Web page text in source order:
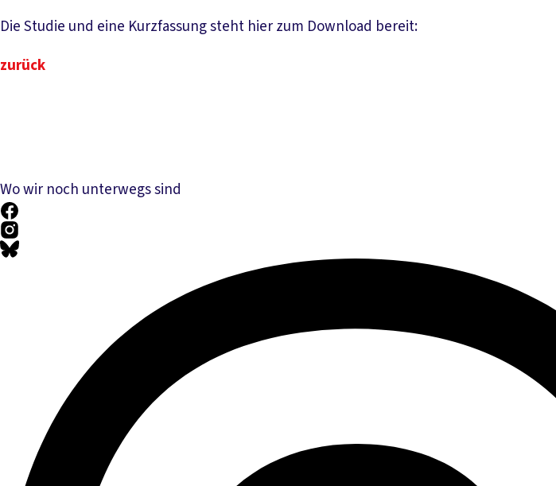
Die Studie und eine Kurzfassung steht hier zum Download bereit:
zurück
Wo wir noch unterwegs sind